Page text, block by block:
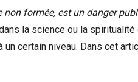
non formée, est un danger
la science ou la
certain niveau. Dans cet